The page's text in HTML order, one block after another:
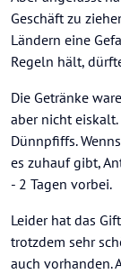
Geschäft zu
Ländern eine
Regeln hält,
Die Getränke
aber nicht
Dünnpfiffs.
es zuhauf gibt,
- 2 Tagen vorbei.
Leider hat das
trotzdem sehr
auch vorhanden.